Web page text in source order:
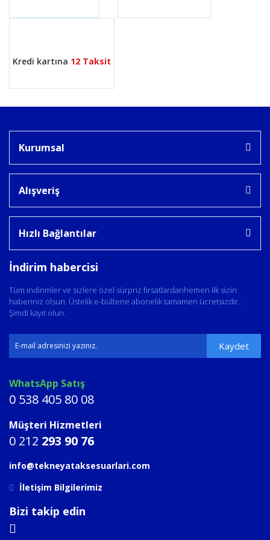
Kredi kartına 12 Taksit
Kurumsal
Alışveriş
Hızlı Bağlantılar
İndirim habercisi
Tüm indirimler ve sizlere özel sürpriz fırsatlardanhemen ilk sizin
haberiniz olsun. Üstelik e-bültene abonelik tamamen ücretsizdir..
Şimdi kayıt olun.
Kaydet
WhatsApp Satış
0 538 405 80 08
Müşteri Hizmetleri
0 212 293 90 76
info@tekneyataksesuarlari.com
İletişim Bilgilerimiz
Bizi takip edin